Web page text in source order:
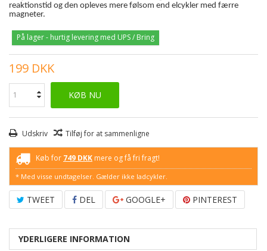
reaktionstid og den opleves mere følsom end elcykler med færre
magneter.
På lager - hurtig levering med UPS / Bring
199 DKK
KØB NU
Udskriv Tilføj for at sammenligne
Køb for 749 DKK mere og få fri fragt!
* Med visse undtagelser. Gælder ikke ladcykler.
TWEET DEL GOOGLE+ PINTEREST
YDERLIGERE INFORMATION